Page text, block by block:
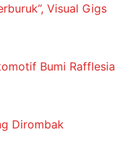
Visual Gigs
Bumi Rafflesia
Dirombak